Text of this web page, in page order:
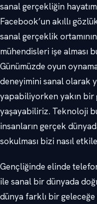
sanal gerçekliğin
Facebook’un akıllı
sanal gerçeklik
mühendisleri işe alması
Günümüzde oyun
deneyimini sanal olarak
yapabiliyorken yakın
yaşayabiliriz. Teknoloji
insanların gerçek
sokulması bizi nasıl
Gençliğinde elinde
ile sanal bir dünyada
dünya farklı bir